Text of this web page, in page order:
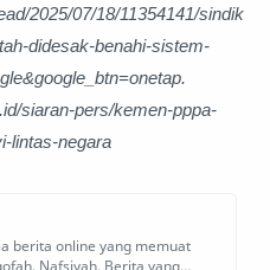
2025/07/18/11354141/sindik
didesak-benahi-sistem-
siaran-pers/kemen-pppa-
lintas-negara